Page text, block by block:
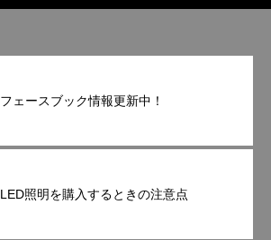
フェースブック情報更新中！
LED照明を購入するときの注意点